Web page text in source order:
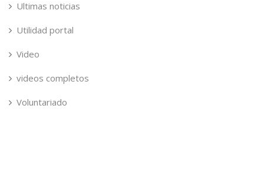
Ultimas noticias
Utilidad portal
Video
videos completos
Voluntariado